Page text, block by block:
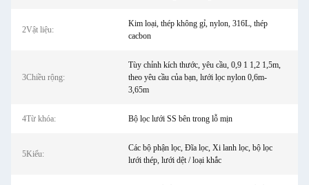
2Vật liệu:
Kim loại, thép không gỉ, nylon, 316L, thép
cacbon
3Chiều rộng:
Tùy chỉnh kích thước, yêu cầu, 0,9 1 1,2 1,5m,
theo yêu cầu của bạn, lưới lọc nylon 0,6m-
3,65m
4Từ khóa: Bộ lọc lưới SS bên trong lỗ mịn
5Kiểu:
Các bộ phận lọc, Đĩa lọc, Xi lanh lọc, bộ lọc
lưới thép, lưới dệt / loại khắc